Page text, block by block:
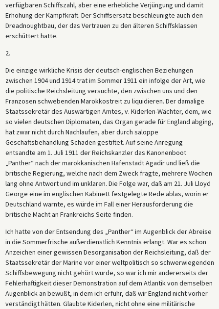
verfügbaren Schiffszahl, aber eine erhebliche Verjüngung und damit
Erhöhung der Kampfkraft. Der Schiffsersatz beschleunigte auch den
Dreadnoughtbau, der das Vertrauen zu den älteren Schiffsklassen
erschüttert hatte.
2.
Die einzige wirkliche Krisis der deutsch-englischen Beziehungen
zwischen 1904 und 1914 trat im Sommer 1911 ein infolge der Art, wie
die politische Reichsleitung versuchte, den zwischen uns und den
Franzosen schwebenden Marokkostreit zu liquidieren. Der damalige
Staatssekretär des Auswärtigen Amtes, v. Kiderlen-Wächter, dem, wie
so vielen deutschen Diplomaten, das Organ gerade für England abging,
hat zwar nicht durch Nachlaufen, aber durch saloppe
Geschäftsbehandlung Schaden gestiftet. Auf seine Anregung
entsandte am 1. Juli 1911 der Reichskanzler das Kanonenboot
„Panther“ nach der marokkanischen Hafenstadt Agadir und ließ die
britische Regierung, welche nach dem Zweck fragte, mehrere Wochen
lang ohne Antwort und im unklaren. Die Folge war, daß am 21. Juli Lloyd
George eine im englischen Kabinett festgelegte Rede ablas, worin er
Deutschland warnte, es würde im Fall einer Herausforderung die
britische Macht an Frankreichs Seite finden.
Ich hatte von der Entsendung des „Panther“ im Augenblick der Abreise
in die Sommerfrische außerdienstlich Kenntnis erlangt. War es schon
Anzeichen einer gewissen Desorganisation der Reichsleitung, daß der
Staatssekretär der Marine vor einer weltpolitisch so schwerwiegenden
Schiffsbewegung nicht gehört wurde, so war ich mir andererseits der
Fehlerhaftigkeit dieser Demonstration auf dem Atlantik von demselben
Augenblick an bewußt, in dem ich erfuhr, daß wir England nicht vorher
verständigt hätten. Glaubte Kiderlen, nicht ohne eine militärische